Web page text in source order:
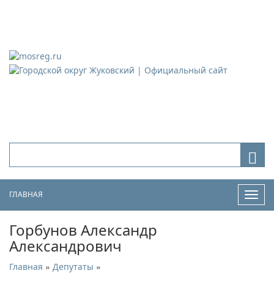
ГЛАВНАЯ
Горбунов Александр
Александрович
Главная » Депутаты »